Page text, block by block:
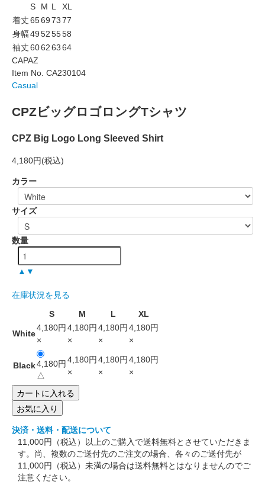
S M L
XL
着丈65697377
身幅49525558
袖丈60626364
CAPAZ
Item No. CA230104
Casual
CPZビッグロゴロングTシャツ
CPZ Big Logo Long Sleeved Shirt
4,180円(税込)
カラー
サイズ
数量
▲ ▼
在庫状況を見る
S
M L XL
White
4,180円
×
4,180円
×
4,180円
×
4,180円
×
Black4,180円
△
4,180円
×
4,180円
×
4,180円
×
お気に入り
決済・送料・配送について
11,000円（税込）以上のご購入で送料無料とさせていただきま
す。尚、複数のご送付先のご注文の場合、各々のご送付先が
11,000円（税込）未満の場合は送料無料とはなりませんのでご
注意ください。